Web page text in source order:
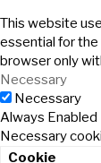
This website
essential for
browser only
Necessary
Necessary
Always Enabled
Necessary
Cookie